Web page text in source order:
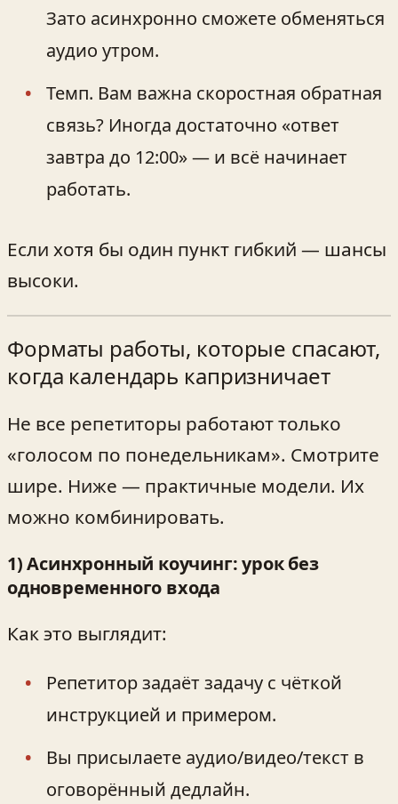
Зато асинхронно сможете обменяться
аудио утром.
Темп. Вам важна скоростная обратная
связь? Иногда достаточно «ответ
завтра до 12:00» — и всё начинает
работать.
Если хотя бы один пункт гибкий — шансы
высоки.
Форматы работы, которые спасают,
когда календарь капризничает
Не все репетиторы работают только
«голосом по понедельникам». Смотрите
шире. Ниже — практичные модели. Их
можно комбинировать.
1) Асинхронный коучинг: урок без
одновременного входа
Как это выглядит:
Репетитор задаёт задачу с чёткой
инструкцией и примером.
Вы присылаете аудио/видео/текст в
оговорённый дедлайн.